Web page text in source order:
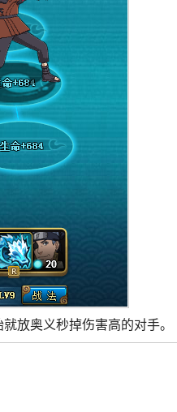
放奥义秒掉伤害高的对手。